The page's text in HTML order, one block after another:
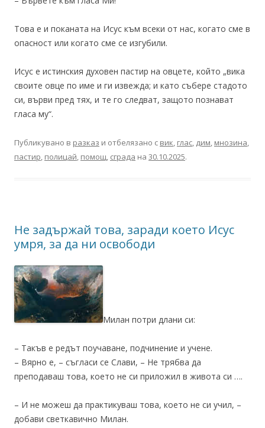
Това е и поканата на Исус към всеки от нас, когато сме в
опасност или когато сме се изгубили.
Исус е истинския духовен пастир на овцете, който „вика
своите овце по име и ги извежда; и като събере стадото
си, върви пред тях, и те го следват, защото познават
гласа му“.
Публикувано в разказ и отбелязано с вик, глас, дим, мнозина,
пастир, полицай, помощ, сграда на 30.10.2025.
Не задържай това, заради което Исус
умря, за да ни освободи
Милан потри длани си:
– Такъв е редът поучаване, подчинение и учене.
– Вярно е, – съгласи се Слави, – Не трябва да
преподаваш това, което не си приложил в живота си ….
– И не можеш да практикуваш това, което не си учил, –
добави светкавично Милан.